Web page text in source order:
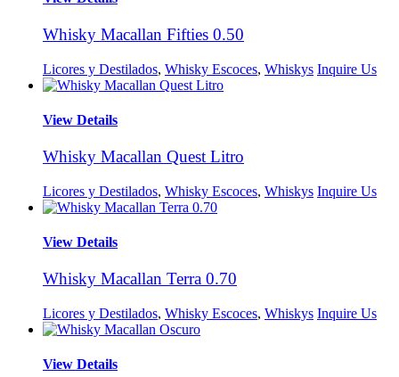
Whisky Macallan Fifties 0.50
Licores y Destilados, Whisky Escoces, Whiskys Inquire Us
View Details
Whisky Macallan Quest Litro
Licores y Destilados, Whisky Escoces, Whiskys Inquire Us
View Details
Whisky Macallan Terra 0.70
Licores y Destilados, Whisky Escoces, Whiskys Inquire Us
View Details